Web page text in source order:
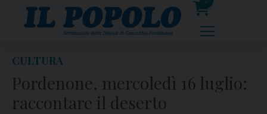
0
prodotti
CULTURA
Pordenone, mercoledì 16 luglio:
raccontare il deserto